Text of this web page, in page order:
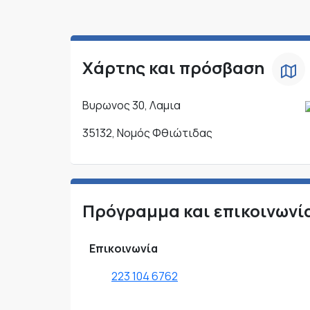
Χάρτης και πρόσβαση
Βυρωνος 30, Λαμια
35132, Νομός Φθιώτιδας
Πρόγραμμα και
Επικοινωνία
223 104 6762